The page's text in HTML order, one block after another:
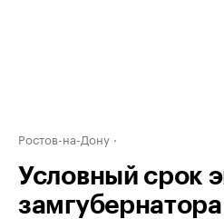
Ростов-на-Дону
Условный срок